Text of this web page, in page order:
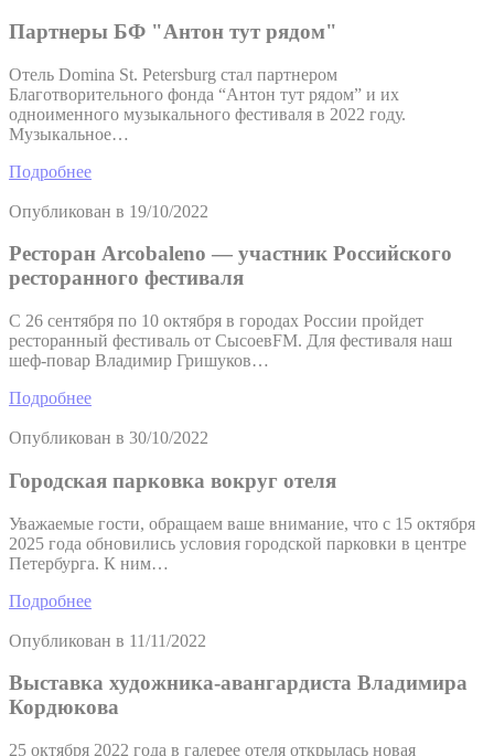
Партнеры БФ "Антон тут рядом"
Отель Domina St. Petersburg стал партнером
Благотворительного фонда “Антон тут рядом” и их
одноименного музыкального фестиваля в 2022 году.
Музыкальное…
Подробнее
Опубликован в 19/10/2022
Ресторан Arcobaleno — участник Российского
ресторанного фестиваля
С 26 сентября по 10 октября в городах России пройдет
ресторанный фестиваль от СысоевFM. Для фестиваля наш
шеф-повар Владимир Гришуков…
Подробнее
Опубликован в 30/10/2022
Городская парковка вокруг отеля
Уважаемые гости, обращаем ваше внимание, что с 15 октября
2025 года обновились условия городской парковки в центре
Петербурга. К ним…
Подробнее
Опубликован в 11/11/2022
Выставка художника-авангардиста Владимира
Кордюкова
25 октября 2022 года в галерее отеля открылась новая